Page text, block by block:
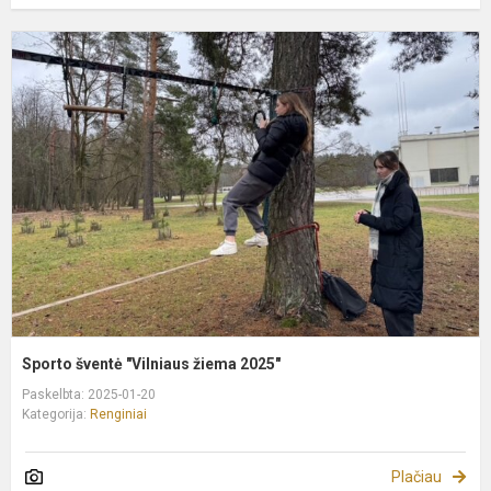
Sporto šventė "Vilniaus žiema 2025"
Paskelbta: 2025-01-20
Kategorija: Renginiai
Plačiau